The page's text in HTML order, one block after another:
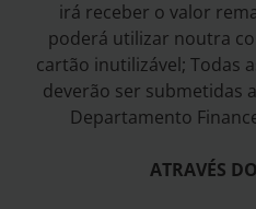
irá receber o valor
poderá utilizar noutra
cartão inutilizável; Todas
deverão ser submetidas
Departamento
ATRAVÉS